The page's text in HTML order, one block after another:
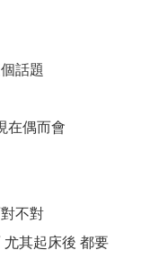
話題
在偶而會
不對
尤其起床後 都要